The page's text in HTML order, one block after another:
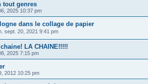
tout genres
2025 10:37 pm
dans le collage de papier
sept. 20, 2021 9:41 pm
LA CHAINE!!!!!
2025 7:15 pm
2012 10:25 pm